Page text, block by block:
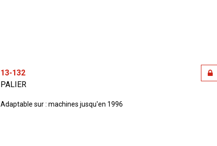
13-132
PALIER
Adaptable sur : machines jusqu'en 1996